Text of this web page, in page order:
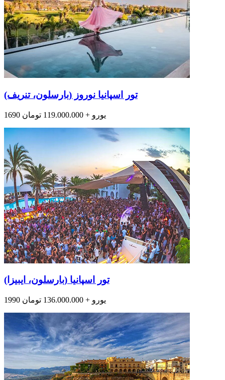
تور اسپانیا نوروز (بارسلون، تنریف)
1690 یورو + 119.000.000 تومان
تور اسپانیا (بارسلون، ایبیزا)
1990 یورو + 136.000.000 تومان